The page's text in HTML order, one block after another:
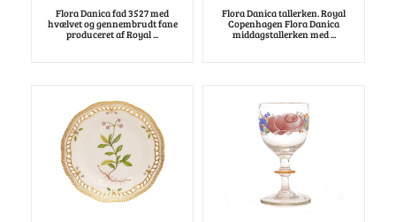
Flora Danica fad 3527 med
hvælvet og gennembrudt fane
produceret af Royal ...
Flora Danica tallerken. Royal
Copenhagen Flora Danica
middagstallerken med ...